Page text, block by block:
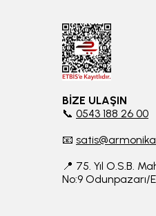
BİZE ULAŞIN
📞 0543 188 26 00
📧
📍 75. Yıl O.S.B.
No:9 Odunpazarı/